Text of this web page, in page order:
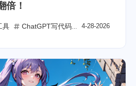
倍！
4-28-2026
具 ChatGPT写代码 编程效率提升